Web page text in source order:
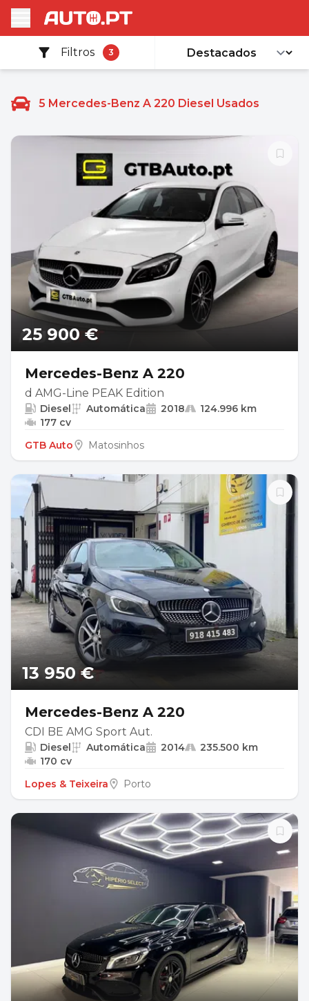
Filtros 3
5 Mercedes-Benz A 220 Diesel Usados
25 900 €
Mercedes-Benz A 220
d AMG-Line PEAK Edition
Diesel Automática 2018
124.996 km
177 cv
GTB Auto
Matosinhos
13 950 €
Mercedes-Benz A 220
CDI BE AMG Sport Aut.
Diesel Automática 2014
235.500 km
170 cv
Lopes & Teixeira
Porto